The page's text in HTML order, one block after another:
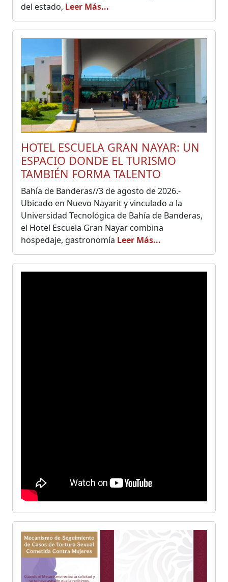
del estado, Leer Más...
HOTEL ESCUELA GRAN NAYAR: UN
ESPACIO DONDE EL TURISMO
TAMBIÉN FORMA TALENTO
Bahía de Banderas//3 de agosto de 2026.-
Ubicado en Nuevo Nayarit y vinculado a la
Universidad Tecnológica de Bahía de Banderas,
el Hotel Escuela Gran Nayar combina
hospedaje, gastronomía Leer Más...